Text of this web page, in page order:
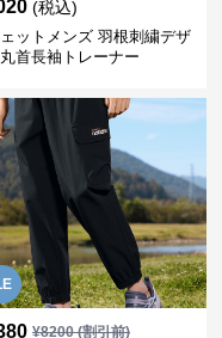
(税込)
ットメンズ 羽根刺繍デザ
首長袖トレーナー
¥8200(割引前)